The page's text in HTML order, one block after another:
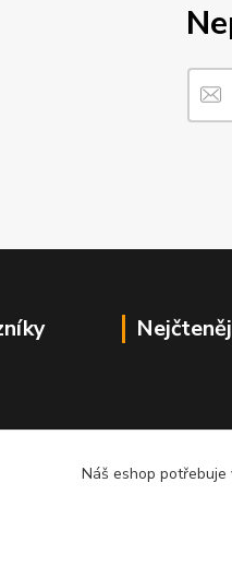
Náš eshop potřebuje